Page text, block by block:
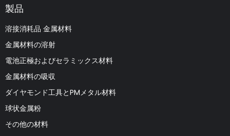
製品
溶接消耗品 金属材料
金属材料の溶射
電池正極およびセラミックス材料
金属材料の吸収
ダイヤモンド工具とPMメタル材料
球状金属粉
その他の材料